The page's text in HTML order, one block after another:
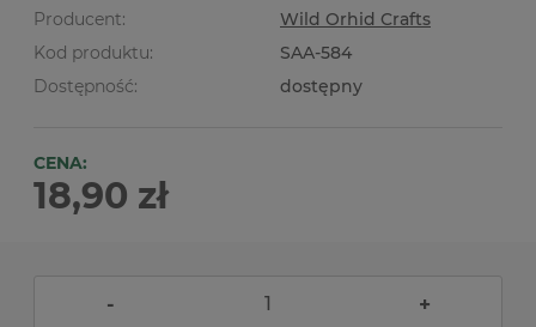
Producent:
Wild Orhid Crafts
Kod produktu:
SAA-584
Dostępność:
dostępny
CENA:
18,90 zł
- +